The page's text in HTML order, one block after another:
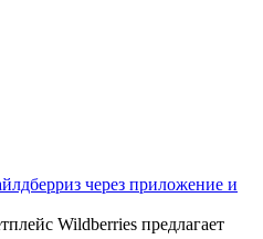
через приложение и
Wildberries предлагает